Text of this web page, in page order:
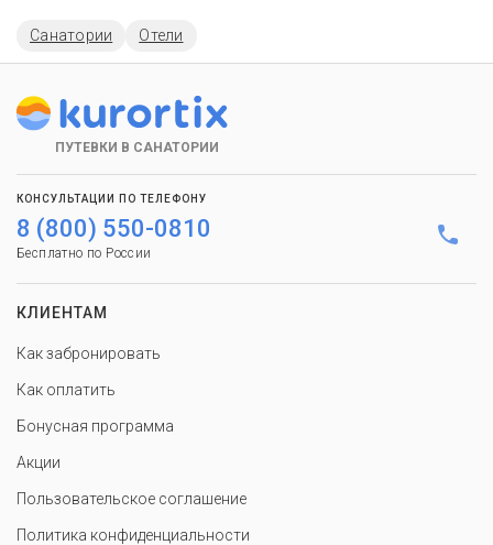
Санатории Отели
ПУТЕВКИ В САНАТОРИИ
КОНСУЛЬТАЦИИ ПО ТЕЛЕФОНУ
8 (800) 550-0810
Бесплатно по России
КЛИЕНТАМ
Как забронировать
Как оплатить
Бонусная программа
Акции
Пользовательское соглашение
Политика конфиденциальности